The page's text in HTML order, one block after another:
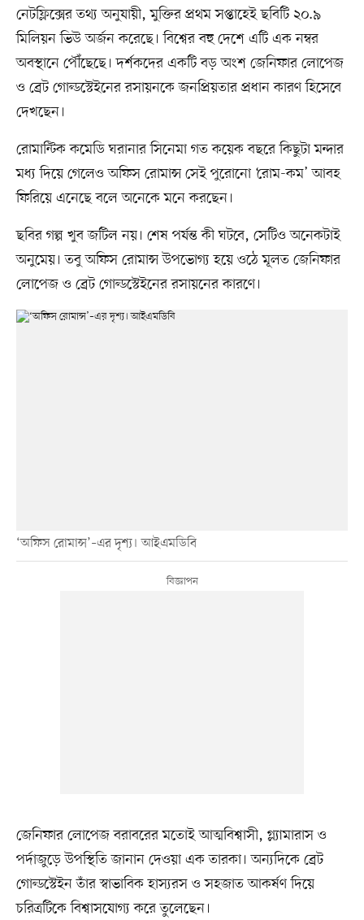
নেটফ্লিক্সের তথ্য অনুযায়ী, মুক্তির প্রথম সপ্তাহেই ছবিটি ২০.৯
মিলিয়ন ভিউ অর্জন করেছে। বিশ্বের বহু দেশে এটি এক নম্বর
অবস্থানে পৌঁছেছে। দর্শকদের একটি বড় অংশ জেনিফার লোপেজ
ও ব্রেট গোল্ডস্টেইনের রসায়নকে জনপ্রিয়তার প্রধান কারণ হিসেবে
দেখছেন।
রোমান্টিক কমেডি ঘরানার সিনেমা গত কয়েক বছরে কিছুটা মন্দার
মধ্য দিয়ে গেলেও অফিস রোমান্স সেই পুরোনো ‘রোম-কম’ আবহ
ফিরিয়ে এনেছে বলে অনেকে মনে করছেন।
ছবির গল্প খুব জটিল নয়। শেষ পর্যন্ত কী ঘটবে, সেটিও অনেকটাই
অনুমেয়। তবু অফিস রোমান্স উপভোগ্য হয়ে ওঠে মূলত জেনিফার
লোপেজ ও ব্রেট গোল্ডস্টেইনের রসায়নের কারণে।
‘অফিস রোমান্স’–এর দৃশ্য। আইএমডিবি
জেনিফার লোপেজ বরাবরের মতোই আত্মবিশ্বাসী, গ্ল্যামারাস ও
পর্দাজুড়ে উপস্থিতি জানান দেওয়া এক তারকা। অন্যদিকে ব্রেট
গোল্ডস্টেইন তাঁর স্বাভাবিক হাস্যরস ও সহজাত আকর্ষণ দিয়ে
চরিত্রটিকে বিশ্বাসযোগ্য করে তুলেছেন।